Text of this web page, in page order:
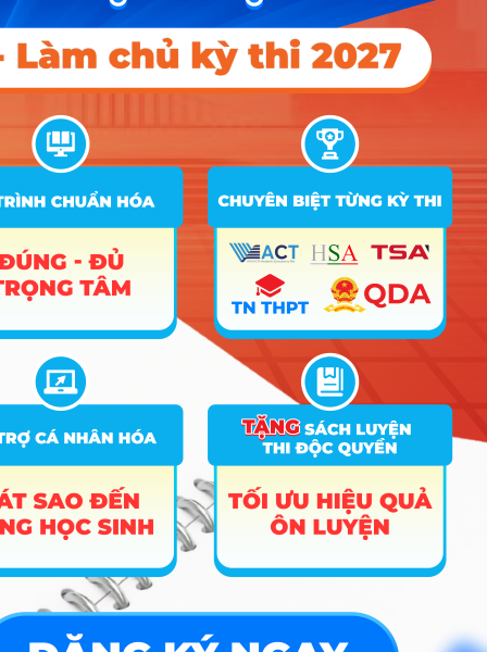
sao?” trước các biến đổi của tế bào hay phản
ứng hóa học trong cơ thể.
Khả năng tự học ngoại ngữ:Hầu hết tài liệu
chuyên ngành, quy trình vận hành máy móc
và các nghiên cứu mới nhất đều bằng tiếng
Anh, nếu ngại đọc tài liệu ngoại văn, bạn sẽ
bị tụt hậu rất nhanh.
Cơ hội việc làm & Mức
lương tham khảo
Thị trường lao động ngành Khoa học y sinh tại Việt
Nam đang rất khát nhân lực chất lượng cao do sự
bùng nổ của các bệnh viện tư nhân, trung tâm xét
nghiệm quốc tế và các công ty dược phẩm đa quốc
gia. Tuy nhiên, sự cạnh tranh là rất lớn và chỉ những
người có kỹ năng thực hành tốt mới trụ vững. Sinh
viên ra trường thường đảm nhận các vị trí:
Chuyên viên xét nghiệm/Nghiên cứu viên:
Làm việc tại các bệnh viện, viện nghiên cứu
hoặc các trung tâm hỗ trợ sinh sản (IVF) –
Mức lương khởi điểm tham khảo: 10 – 15